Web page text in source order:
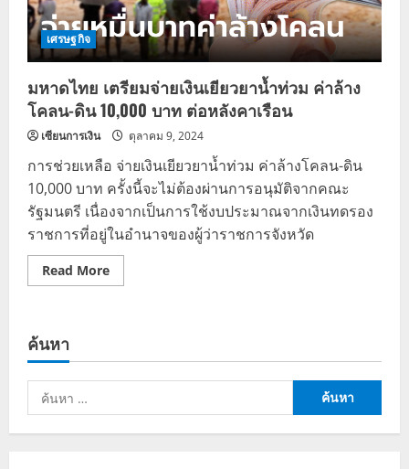
การ
โอน
เงิน
เศรษฐกิจ
มหาดไทย เตรียมจ่ายเงินเยียวยาน้ำท่วม ค่าล้าง
โคลน-ดิน 10,000 บาท ต่อหลังคาเรือน
เซียนการเงิน ตุลาคม 9, 2024
การช่วยเหลือ จ่ายเงินเยียวยาน้ำท่วม ค่าล้างโคลน-ดิน
10,000 บาท ครั้งนี้จะไม่ต้องผ่านการอนุมัติจากคณะ
รัฐมนตรี เนื่องจากเป็นการใช้งบประมาณจากเงินทดรอง
ราชการที่อยู่ในอำนาจของผู้ว่าราชการจังหวัด
Read MoreRead
more
เยียวยา
ท่วม
ล้าง
ดิน
ค้นหา
ค้นหา
สำหรับ: